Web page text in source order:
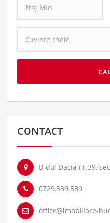
cheie:
CONTACT
B-dul Dacia nr.39,
0729.539.539
office@imobiliare-